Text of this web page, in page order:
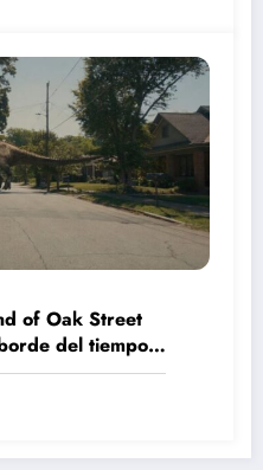
of Oak Street
del tiempo:
End of Oak